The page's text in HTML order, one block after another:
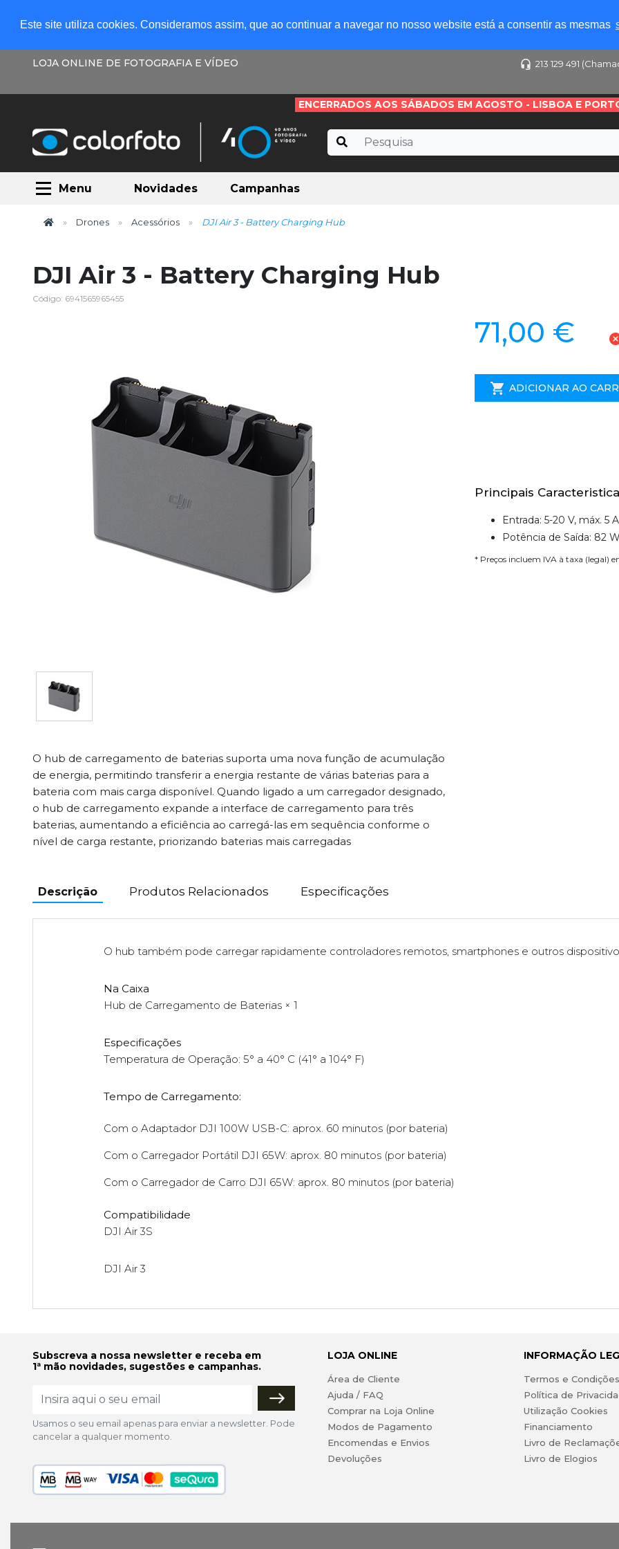
Este site utiliza cookies. Consideramos assim, que ao continuar a navegar no nosso website está a consentir as mesmas
LOJA ONLINE DE FOTOGRAFIA E VÍDEO 213 129 491
ENCERRADOS AOS SÁBADOS EM AGOSTO - LISBOA E
Menu Novidades Campanhas
Drones Acessórios DJI Air 3 - Battery Charging Hub
DJI Air 3 - Battery Charging Hub
Código: 6941565965455
O hub de carregamento de baterias suporta uma nova função de acumulação
de energia, permitindo transferir a energia restante de várias baterias para a
bateria com mais carga disponível. Quando ligado a um carregador designado,
o hub de carregamento expande a interface de carregamento para três
baterias, aumentando a eficiência ao carregá-las em sequência conforme o
nível de carga restante, priorizando baterias mais carregadas
71,00 €
ADICIONAR AO
Principais
Entrada: 5-20 V, máx. 5 A
Potência de Saída: 82
* Preços incluem IVA à taxa (legal)
Descrição Produtos Relacionados Especificações
O hub também pode carregar rapidamente controladores remotos, smartphones e outros
Na Caixa
Hub de Carregamento de Baterias × 1
Especificações
Temperatura de Operação: 5° a 40° C (41° a 104° F)
Tempo de Carregamento:
Com o Adaptador DJI 100W USB-C: aprox. 60 minutos (por bateria)
Com o Carregador Portátil DJI 65W: aprox. 80 minutos (por bateria)
Com o Carregador de Carro DJI 65W: aprox. 80 minutos (por bateria)
Compatibilidade
DJI Air 3S
DJI Air 3
Subscreva a nossa newsletter e receba em
1ª mão novidades, sugestões e campanhas.
Usamos o seu email apenas para enviar a newsletter. Pode
cancelar a qualquer momento.
LOJA ONLINE
Área de Cliente
Ajuda / FAQ
Comprar na Loja Online
Modos de Pagamento
Encomendas e Envios
Devoluções
INFORMAÇÃO
Termos e
Política de
Utilização Cookies
Financiamento
Livro de
Livro de Elogios